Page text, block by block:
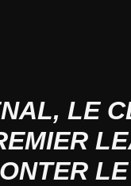
LE